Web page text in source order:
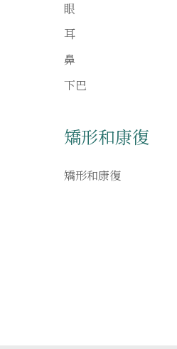
眼
耳
鼻
下巴
矯形和康復
矯形和康復